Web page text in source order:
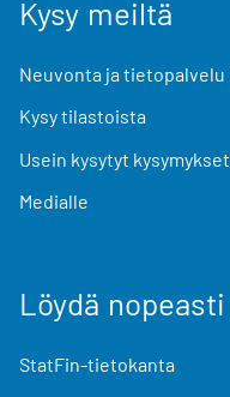
Kysy meiltä
Neuvonta ja tietopalvelu
Kysy tilastoista
Usein kysytyt kysymykset
Medialle
Löydä nopeasti
StatFin-tietokanta